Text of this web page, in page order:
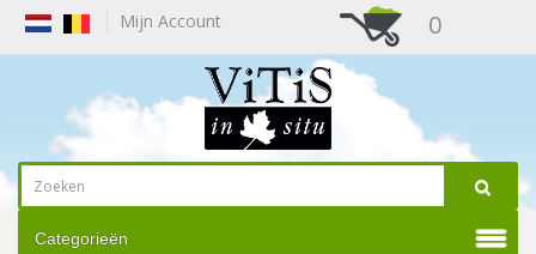
Mijn Account 0
Categorieën